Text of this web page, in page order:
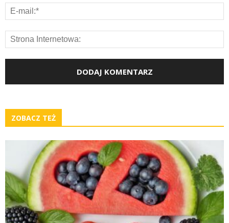
ZOBACZ TEŻ